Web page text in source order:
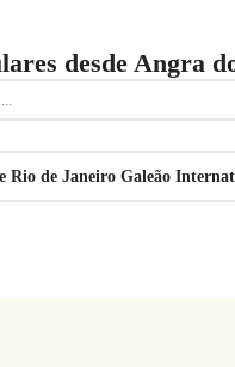
desde Angra
Rio de Janeiro Galeão